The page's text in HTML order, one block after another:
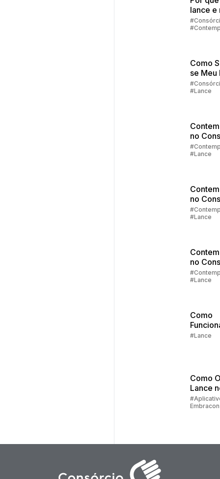
lance e
no
Como
se Meu
Fixo foi
#Lance
no
Parte
de
#Lance
no
Parte
Lance
#Lance
no
Parte 2:
#Lance
Como
Lance
#Lance
Como
Lance
do